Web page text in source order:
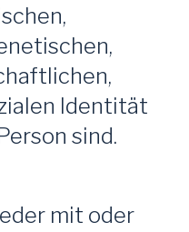
Identität
sind.
mit oder